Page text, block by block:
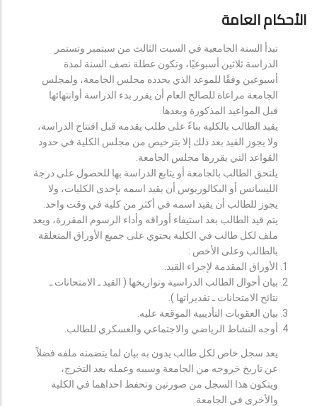
الأحكام العامة
تبدأ السنة الجامعية في السبت الثالث من سبتمبر وتستمر
الدراسة ثلاثين أسبوعيًا، وتكون عطلة نصف السنة لمدة
أسبوعين وفقًا للموعد الذي يحدده مجلس الجامعة، ولمجلس
الجامعة مراعاة للصالح العام أن يقرر بدء الدراسة أوانتهائها
قبل المواعيد المذكورة وبعدها.
يقيد الطالب بالكلية بناءً على طلب يقدمه قبل افتتاح الدراسة،
ولا يجوز القيد بعد ذلك إلا بترخيص من مجلس الكلية في حدود
القواعد التي يقررها مجلس الجامعة.
يلتحق الطالب بالجامعة أو يتابع الدراسة بها للحصول على درجة
الليسانس أو البكالوريوس أن يقيد اسمه بإحدى الكليات، ولا
يجوز للطالب أن يقيد اسمه في أكثر من كلية في وقت واحد.
يتم قيد الطالب بعد استيفاء أوراقه وأداء الرسوم المقررة، ويعد
ملف لكل طالب في الكلية يحتوي على جميع الأوراق المتعلقة
بالطالب وعلى الأخص :
الأوراق المقدمة لإجراء القيد.
بيان أحوال الطالب الدراسية وتواريخها ( القيد ـ الامتحانات ـ
نتائح الامتحانات ـ تقديراتها ).
بيان العقوبات التأديبية الموقعة عليه.
أوجه النشاط الرياضي والاجتماعي والعسكري للطالب.
يعد سجل خاص لكل طالب يدون به بيان لما يتضمنه ملفه فضلاً
عن تاريخ خروجه من الجامعة وسببه وعمله بعد التخرج،
ويتكون هذا السجل من صورتين وتحفظ احداهما في الكلية
والأخرى في الجامعة.